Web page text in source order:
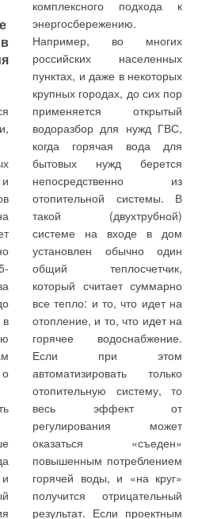
комплексного подхода к
энергосбережению.
Например, во многих
российских населенных
пунктах, и даже в некоторых
крупных городах, до сих пор
применяется открытый
водоразбор для нужд ГВС,
когда горячая вода для
бытовых нужд берется
непосредственно из
отопительной системы. В
такой (двухтрубной)
системе на входе в дом
установлен обычно один
общий теплосчетчик,
который считает суммарно
все тепло: и то, что идет на
отопление, и то, что идет на
горячее водоснабжение.
Если при этом
автоматизировать только
отопительную систему, то
весь эффект от
регулирования может
оказаться «съеден»
повышенным потреблением
горячей воды, и «на круг»
получится отрицательный
результат. Если проектным
Рекордные показатели
связаны с тем, что эти
стандартные
промышленные насосы
наиболее востребованы по
всей Европе. По их образцу
разрабатываются
аналогичные продукты
многих других
производителей. С 1981 г.,
когда началось
производство четвертого
поколения насосов Eta,
компания KSB уже
изготовила их свыше 1,2
млн штук.
Высококвалифицированные
специалисты сервисной
службы ООО «КСБ»
оказывают своевременную
и грамотную техническую
поддержку заказчикам и
дилерам компании в любом
регионе страны.
технологии процесса.
Диспетчеризация
котельных
Котельные установки
относятся к объектам
повышенной
ответственности и обязаны
бесперебойно
функционировать и
поддерживать заданные
температурные условия.
Поэтому создание
диспетчерских систем
управления для котельных
важно и часто является
необходимым требованием
на этапе проектирования
новых котельных при
модернизации старых.
Вывод данных о течении
технологических процессов
и своевременное
оповещение оператора
(диспетчера) о нештатных